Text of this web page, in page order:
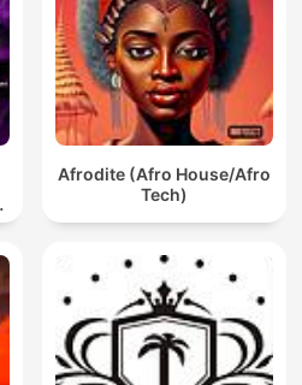
Afrodite (Afro House/Afro
Tech)